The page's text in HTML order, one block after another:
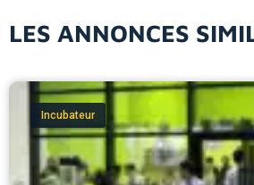
LES ANNONCES
Incubateur